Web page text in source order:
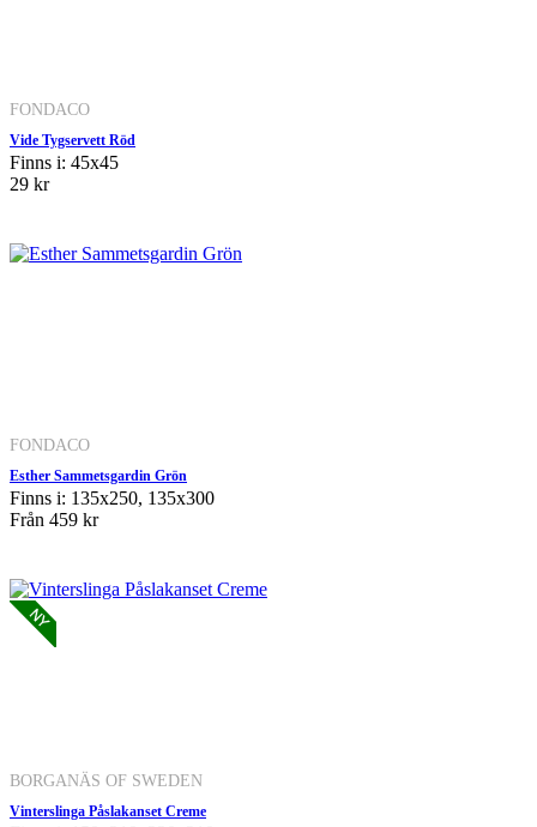
FONDACO
Vide Tygservett Röd
Finns i: 45x45
29 kr
FONDACO
Esther Sammetsgardin Grön
Finns i: 135x250, 135x300
Från 459 kr
BORGANÄS OF SWEDEN
Vinterslinga Påslakanset Creme